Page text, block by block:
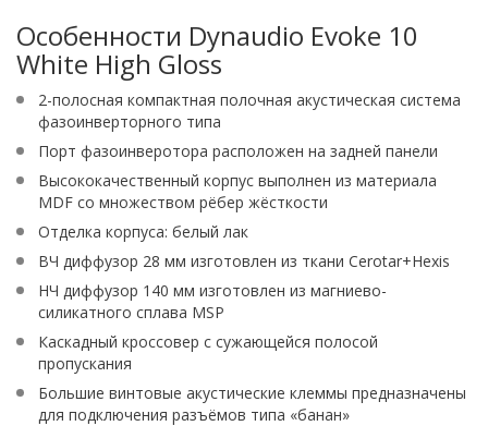
Особенности Dynaudio Evoke 10
White High Gloss
2-полосная компактная полочная акустическая система
фазоинверторного типа
Порт фазоинверотора расположен на задней панели
Высококачественный корпус выполнен из материала
MDF со множеством рёбер жёсткости
Отделка корпуса: белый лак
ВЧ диффузор 28 мм изготовлен из ткани Cerotar+Hexis
НЧ диффузор 140 мм изготовлен из магниево-
силикатного сплава MSP
Каскадный кроссовер с сужающейся полосой
пропускания
Большие винтовые акустические клеммы предназначены
для подключения разъёмов типа «банан»